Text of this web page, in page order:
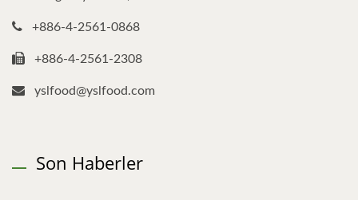
+886-4-2561-0868
+886-4-2561-2308
yslfood@yslfood.com
Son Haberler